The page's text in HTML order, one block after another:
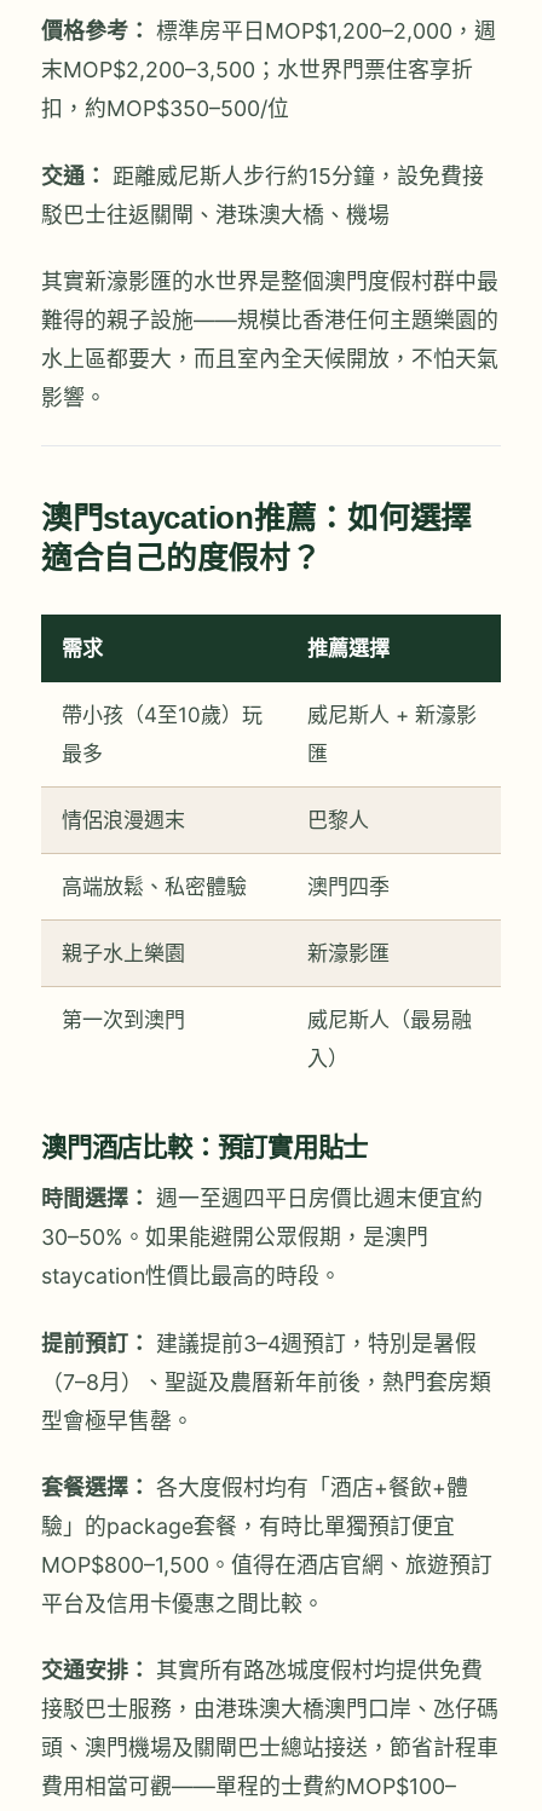
價格參考： 標準房平日MOP$1,200–2,000，週
末MOP$2,200–3,500；水世界門票住客享折
扣，約MOP$350–500/位
交通：
距離威尼斯人步行約15分鐘，設免費接
駁巴士往返關閘、港珠澳大橋、機場
其實新濠影匯的水世界是整個澳門度假村群中最
難得的親子設施——規模比香港任何主題樂園的
水上區都要大，而且室內全天候開放，不怕天氣
影響。
澳門staycation推薦：如何選擇
適合自己的度假村？
需求 推薦選擇
帶小孩（4至10歲）玩
最多
威尼斯人 + 新濠影
匯
情侶浪漫週末 巴黎人
高端放鬆、私密體驗 澳門四季
親子水上樂園 新濠影匯
第一次到澳門
威尼斯人（最易融
入）
澳門酒店比較：預訂實用貼士
時間選擇： 週一至週四平日房價比週末便宜約
30–50%。如果能避開公眾假期，是澳門
staycation性價比最高的時段。
提前預訂：
建議提前3–4週預訂，特別是暑假
（7–8月）、聖誕及農曆新年前後，熱門套房類
型會極早售罄。
套餐選擇： 各大度假村均有「酒店+餐飲+體
驗」的package套餐，有時比單獨預訂便宜
MOP$800–1,500。值得在酒店官網、旅遊預訂
平台及信用卡優惠之間比較。
交通安排：
其實所有路氹城度假村均提供免費
接駁巴士服務，由港珠澳大橋澳門口岸、氹仔碼
頭、澳門機場及關閘巴士總站接送，節省計程車
費用相當可觀——單程的士費約MOP$100–